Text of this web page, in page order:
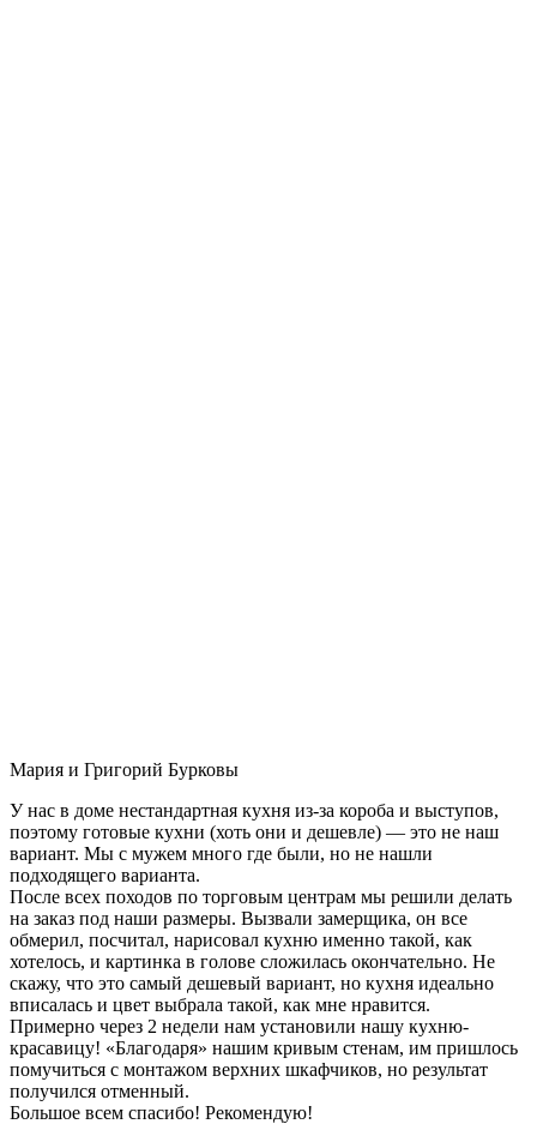
Мария и Григорий Бурковы
У нас в доме нестандартная кухня из-за короба и выступов,
поэтому готовые кухни (хоть они и дешевле) — это не наш
вариант. Мы с мужем много где были, но не нашли
подходящего варианта.
После всех походов по торговым центрам мы решили делать
на заказ под наши размеры. Вызвали замерщика, он все
обмерил, посчитал, нарисовал кухню именно такой, как
хотелось, и картинка в голове сложилась окончательно. Не
скажу, что это самый дешевый вариант, но кухня идеально
вписалась и цвет выбрала такой, как мне нравится.
Примерно через 2 недели нам установили нашу кухню-
красавицу! «Благодаря» нашим кривым стенам, им пришлось
помучиться с монтажом верхних шкафчиков, но результат
получился отменный.
Большое всем спасибо! Рекомендую!